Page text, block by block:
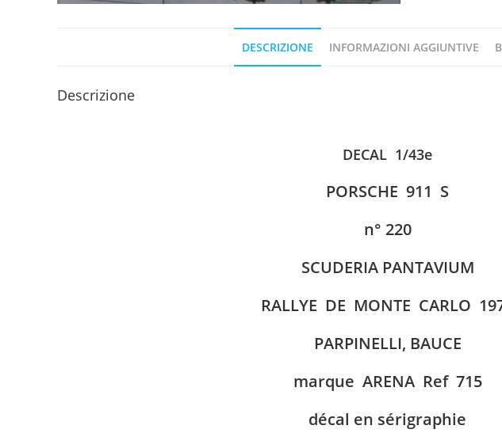
DESCRIZIONE INFORMAZIONI AGGIUNTIVE
Descrizione
DECAL 1/43e
PORSCHE 911 S
n° 220
SCUDERIA PANTAVIUM
RALLYE DE MONTE CARLO
PARPINELLI, BAUCE
marque ARENA Ref 715
décal en sérigraphie